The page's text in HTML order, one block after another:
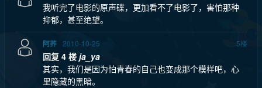
我听完了电影的原声碟，更加看不了电影了，害怕那种
抑郁，甚至绝望。
阿荞 2010-10-25 5楼
回复 4 楼ja_ya
其实，我们是因为怕青春的自己也变成那个模样吧，心
里隐藏的黑暗。